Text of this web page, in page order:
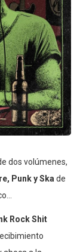
dos volúmenes,
Punk y Ska de
Rock Shit